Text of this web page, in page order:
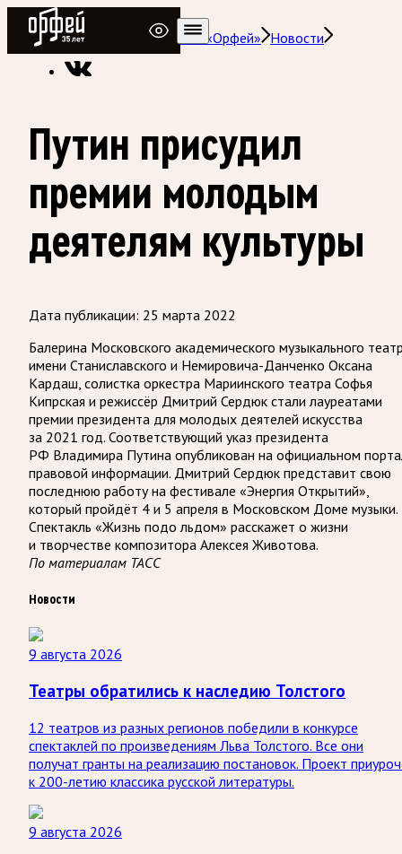
Радио Орфей
Радио классической музыки «Орфей» Новости
Путин присудил
премии молодым
деятелям культуры
Дата публикации: 25 марта 2022
Балерина Московского академического музыкального
имени Станиславского и Немировича-Данченко Оксана
Кардаш, солистка оркестра Мариинского театра Софья
Кипрская и режиссёр Дмитрий Сердюк стали лауреатами
премии президента для молодых деятелей искусства
за 2021 год. Соответствующий указ президента
РФ Владимира Путина опубликован на официальном
правовой информации. Дмитрий Сердюк представит свою
последнюю работу на фестивале «Энергия Открытий»,
который пройдёт 4 и 5 апреля в Московском Доме музыки.
Спектакль «Жизнь подо льдом» расскажет о жизни
и творчестве композитора Алексея Животова.
По материалам ТАСС
Новости
9 августа 2026
Театры обратились к наследию Толстого
12 театров из разных регионов победили в конкурсе
спектаклей по произведениям Льва Толстого. Все они
получат гранты на реализацию постановок. Проект
к 200-летию классика русской литературы.
9 августа 2026